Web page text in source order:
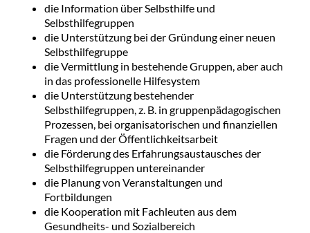
die Information über Selbsthilfe und
Selbsthilfegruppen
die Unterstützung bei der Gründung einer neuen
Selbsthilfegruppe
die Vermittlung in bestehende Gruppen, aber auch
in das professionelle Hilfesystem
die Unterstützung bestehender
Selbsthilfegruppen, z. B. in gruppenpädagogischen
Prozessen, bei organisatorischen und finanziellen
Fragen und der Öffentlichkeitsarbeit
die Förderung des Erfahrungsaustausches der
Selbsthilfegruppen untereinander
die Planung von Veranstaltungen und
Fortbildungen
die Kooperation mit Fachleuten aus dem
Gesundheits- und Sozialbereich